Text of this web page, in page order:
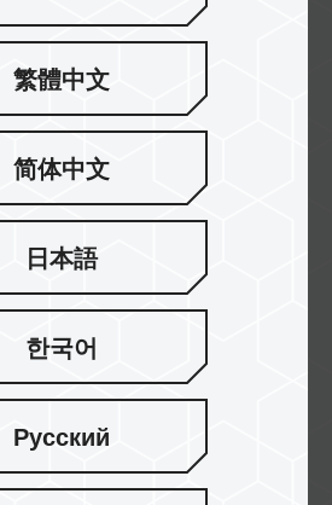
ALSO Portugal
Nexgen
BIOS
繁體中文
简体中文
日本語
한국어
Русский